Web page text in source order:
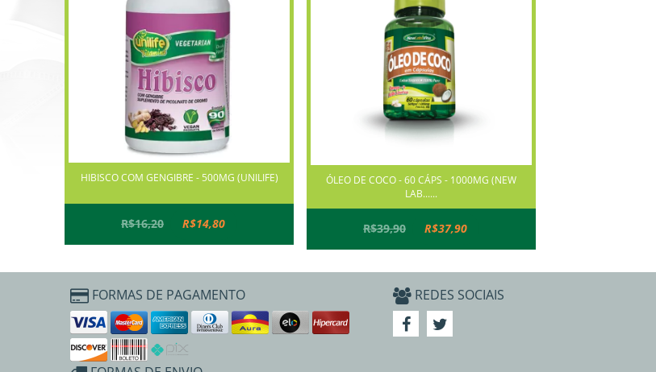
HIBISCO COM GENGIBRE - 500MG (UNILIFE)
R$16,20 R$14,80
ÓLEO DE COCO - 60 CÁPS - 1000MG (NEW
LAB......
R$39,90 R$37,90
FORMAS DE PAGAMENTO REDES SOCIAIS